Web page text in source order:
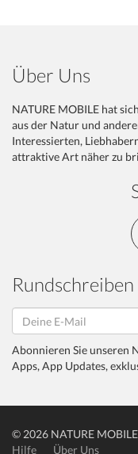
Über Uns
NATURE MOBILE hat
aus der Natur und
Interessierten,
attraktive Art näher zu
Rundschreiben
Abonnieren Sie unseren
Apps, App Updates,
© 2026 NATURE
Hilfe
Über Uns